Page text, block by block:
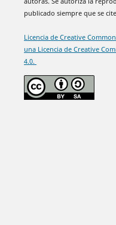
publicado siempre que se
Licencia de Creative
una Licencia de Creative
4.0.